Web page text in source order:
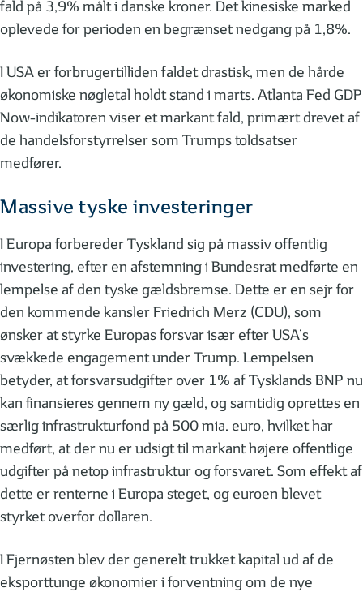
fald på 3,9% målt i danske kroner. Det kinesiske marked
oplevede for perioden en begrænset nedgang på 1,8%.
I USA er forbrugertilliden faldet drastisk, men de hårde
økonomiske nøgletal holdt stand i marts. Atlanta Fed GDP
Now-indikatoren viser et markant fald, primært drevet af
de handelsforstyrrelser som Trumps toldsatser
medfører.
Massive tyske investeringer
I Europa forbereder Tyskland sig på massiv offentlig
investering, efter en afstemning i Bundesrat medførte en
lempelse af den tyske gældsbremse. Dette er en sejr for
den kommende kansler Friedrich Merz (CDU), som
ønsker at styrke Europas forsvar især efter USA’s
svækkede engagement under Trump. Lempelsen
betyder, at forsvarsudgifter over 1% af Tysklands BNP nu
kan finansieres gennem ny gæld, og samtidig oprettes en
særlig infrastrukturfond på 500 mia. euro, hvilket har
medført, at der nu er udsigt til markant højere offentlige
udgifter på netop infrastruktur og forsvaret. Som effekt af
dette er renterne i Europa steget, og euroen blevet
styrket overfor dollaren.
I Fjernøsten blev der generelt trukket kapital ud af de
eksporttunge økonomier i forventning om de nye